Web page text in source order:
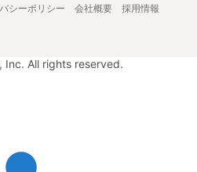
シーポリシー 会社概要
採用情報
Inc. All rights reserved.